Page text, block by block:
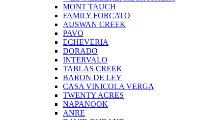
MONT TAUCH
FAMILY FORCATO
AUSWAN CREEK
PAVO
ECHEVERIA
DORADO
INTERVALO
TABLAS CREEK
BARON DE LEY
CASA VINICOLA VERGA
TWENTY ACRES
NAPANOOK
ANRE